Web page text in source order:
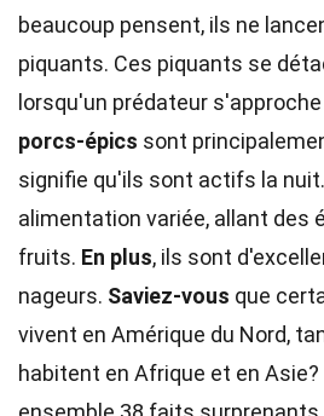
beaucoup pensent, ils ne
piquants. Ces piquants se
lorsqu'un prédateur
porcs-épics sont
signifie qu'ils sont actifs la
alimentation variée, allant des
fruits. En plus, ils sont
nageurs. Saviez-vous que
vivent en Amérique du Nord,
habitent en Afrique et en Asie?